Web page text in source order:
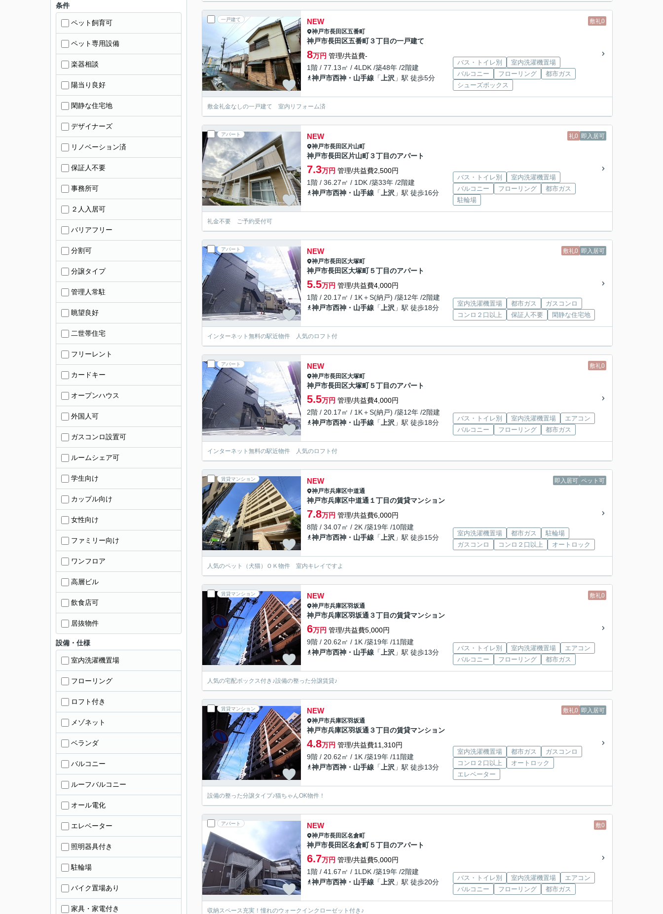
一戸建て 敷礼0
NEW
神戸市長田区五番町
神戸市長田区五番町３丁目の一戸建て
8万円 管理/共益費-
1階 / 77.13㎡ / 4LDK /築48年 /2階建
神戸市西神・山手線 「 上沢 」駅 徒歩5分
バス・トイレ別
室内洗濯機置場
バルコニー
フローリング
都市ガス
シューズボックス
敷金礼金なしの一戸建て 室内リフォーム済
アパート 礼0 即入居可
NEW
神戸市長田区片山町
神戸市長田区片山町３丁目のアパート
7.3万円 管理/共益費2,500円
1階 / 36.27㎡ / 1DK /築33年 /2階建
神戸市西神・山手線 「 上沢 」駅 徒歩16分
バス・トイレ別
室内洗濯機置場
バルコニー
フローリング
都市ガス
駐輪場
礼金不要 ご予約受付可
アパート 敷礼0 即入居可
NEW
神戸市長田区大塚町
神戸市長田区大塚町５丁目のアパート
5.5万円 管理/共益費4,000円
1階 / 20.17㎡ / 1K＋S(納戸) /築12年 /2階建
神戸市西神・山手線 「 上沢 」駅 徒歩18分
室内洗濯機置場 都市ガス
ガスコンロ
コンロ２口以上
保証人不要 閑静な住宅地
インターネット無料の駅近物件 人気のロフト付
アパート 敷礼0
NEW
神戸市長田区大塚町
神戸市長田区大塚町５丁目のアパート
5.5万円 管理/共益費4,000円
2階 / 20.17㎡ / 1K＋S(納戸) /築12年 /2階建
神戸市西神・山手線 「 上沢 」駅 徒歩18分
バス・トイレ別 室内洗濯機置場
エアコン
バルコニー
フローリング 都市ガス
インターネット無料の駅近物件 人気のロフト付
賃貸マンション 即入居可 ペット可
NEW
神戸市兵庫区中道通
神戸市兵庫区中道通１丁目の賃貸マンション
7.8万円 管理/共益費6,000円
8階 / 34.07㎡ / 2K /築19年 /10階建
神戸市西神・山手線 「 上沢 」駅 徒歩15分
室内洗濯機置場 都市ガス
駐輪場
ガスコンロ
コンロ２口以上 オートロック
人気のペット（犬猫）ＯＫ物件 室内キレイですよ
賃貸マンション 敷礼0
NEW
神戸市兵庫区羽坂通
神戸市兵庫区羽坂通３丁目の賃貸マンション
6万円 管理/共益費5,000円
9階 / 20.62㎡ / 1K /築19年 /11階建
神戸市西神・山手線 「 上沢 」駅 徒歩13分
バス・トイレ別 室内洗濯機置場
エアコン
バルコニー
フローリング 都市ガス
人気の宅配ボックス付き♪設備の整った分譲賃貸♪
賃貸マンション 敷礼0 即入居可
NEW
神戸市兵庫区羽坂通
神戸市兵庫区羽坂通３丁目の賃貸マンション
4.8万円 管理/共益費11,310円
9階 / 20.62㎡ / 1K /築19年 /11階建
神戸市西神・山手線 「 上沢 」駅 徒歩13分
室内洗濯機置場 都市ガス
ガスコンロ
コンロ２口以上
オートロック
エレベーター
設備の整った分譲タイプ♪猫ちゃんOK物件！
アパート 敷0
NEW
神戸市長田区名倉町
神戸市長田区名倉町５丁目のアパート
6.7万円 管理/共益費5,000円
1階 / 41.67㎡ / 1LDK /築19年 /2階建
神戸市西神・山手線 「 上沢 」駅 徒歩20分
バス・トイレ別 室内洗濯機置場
エアコン
バルコニー
フローリング 都市ガス
収納スペース充実！憧れのウォークインクローゼット付き♪
条件
ペット飼育可
ペット専用設備
楽器相談
陽当り良好
閑静な住宅地
デザイナーズ
リノベーション済
保証人不要
事務所可
２人入居可
バリアフリー
分割可
分譲タイプ
管理人常駐
眺望良好
二世帯住宅
フリーレント
カードキー
オープンハウス
外国人可
ガスコンロ設置可
ルームシェア可
学生向け
カップル向け
女性向け
ファミリー向け
ワンフロア
高層ビル
飲食店可
居抜物件
設備・仕様
室内洗濯機置場
フローリング
ロフト付き
メゾネット
ベランダ
バルコニー
ルーフバルコニー
オール電化
エレベーター
照明器具付き
駐輪場
バイク置場あり
家具・家電付き